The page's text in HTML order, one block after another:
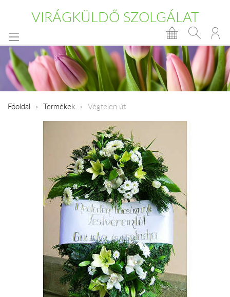
VIRÁGKÜLDŐ SZOLGÁLAT
Főoldal Termékek Végtelen út